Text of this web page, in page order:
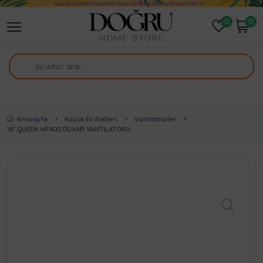
0 0
Anasayfa Küçük Ev Aletleri
Vantilatörler
16'' QUEEN WF400 DUVAR VANTILATORU